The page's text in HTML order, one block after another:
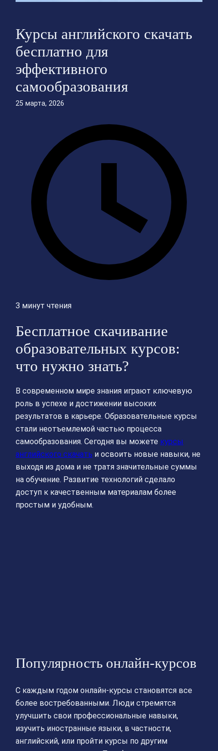
Курсы английского скачать
бесплатно для
эффективного
самообразования
25 марта, 2026
3 минут чтения
Бесплатное скачивание
образовательных курсов:
что нужно знать?
В современном мире знания играют ключевую
роль в успехе и достижении высоких
результатов в карьере. Образовательные курсы
стали неотъемлемой частью процесса
самообразования. Сегодня вы можете курсы
английского скачать и освоить новые навыки, не
выходя из дома и не тратя значительные суммы
на обучение. Развитие технологий сделало
доступ к качественным материалам более
простым и удобным.
Популярность онлайн-курсов
С каждым годом онлайн-курсы становятся все
более востребованными. Люди стремятся
улучшить свои профессиональные навыки,
изучить иностранные языки, в частности,
английский, или пройти курсы по другим